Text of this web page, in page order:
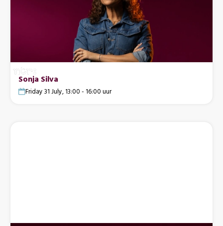
Sonja Silva
Friday 31 July, 13:00 - 16:00 uur